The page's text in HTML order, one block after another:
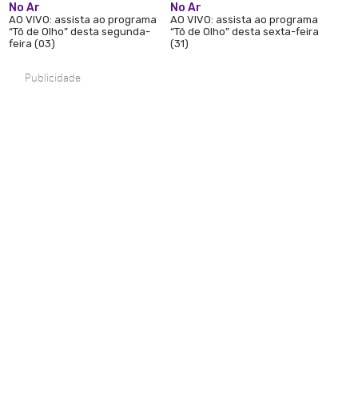
No Ar
AO VIVO: assista ao programa
“Tô de Olho” desta segunda-
feira (03)
No Ar
AO VIVO: assista ao programa
“Tô de Olho” desta sexta-feira
(31)
Publicidade